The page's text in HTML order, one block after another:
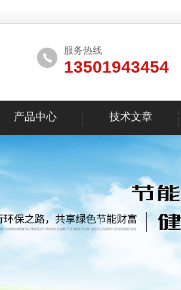
服务热线
13501943454
产品中心 技术文章